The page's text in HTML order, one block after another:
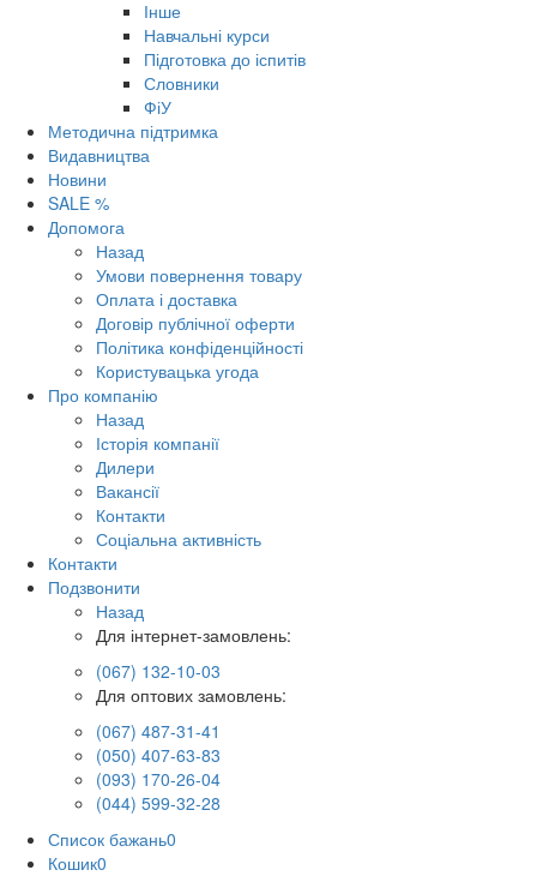
Інше
Навчальні курси
Підготовка до іспитів
Словники
ФіУ
Методична підтримка
Видавництва
Новини
SALE %
Допомога
Назад
Умови повернення товару
Оплата і доставка
Договір публічної оферти
Політика конфіденційності
Користувацька угода
Про компанію
Назад
Історія компанії
Дилери
Вакансії
Контакти
Соціальна активність
Контакти
Подзвонити
Назад
Для інтернет-замовлень:
(067) 132-10-03
Для оптових замовлень:
(067) 487-31-41
(050) 407-63-83
(093) 170-26-04
(044) 599-32-28
Список бажань0
Кошик0